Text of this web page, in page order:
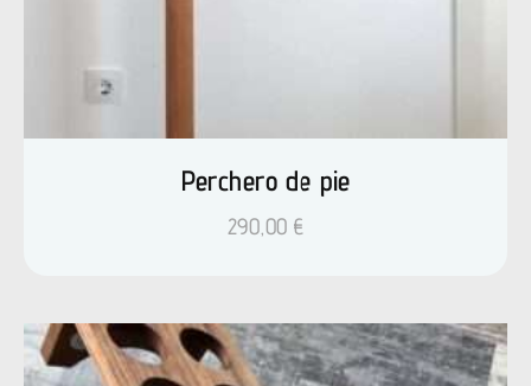
Perchero de pie
290,00 €